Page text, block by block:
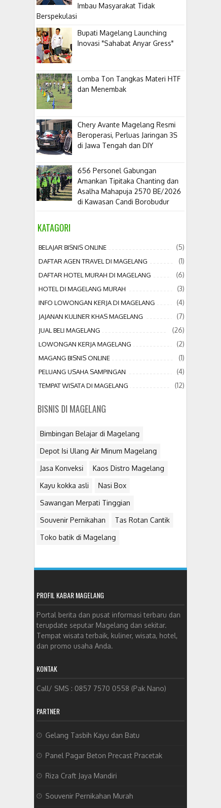
Imbau Masyarakat Tidak
Berspekulasi
Bupati Magelang Launching
Inovasi "Sahabat Anyar Gress"
Lomba Ton Tangkas Materi HTF
dan Menembak
​Chery Avante Magelang Resmi
Beroperasi, Perluas Jaringan 3S
di Jawa Tengah dan DIY
656 Personel Gabungan
Amankan Tipitaka Chanting dan
Asalha Mahapuja 2570 BE/2026
di Kawasan Candi Borobudur
KATAGORI
BELAJAR BISNIS ONLINE (5)
DAFTAR AGEN TRAVEL DI MAGELANG (1)
DAFTAR HOTEL MURAH DI MAGELANG (6)
HOTEL DI MAGELANG MURAH (3)
INFO LOWONGAN KERJA DI MAGELANG (4)
JAJANAN KULINER KHAS MAGELANG (7)
JUAL BELI MAGELANG (26)
LOWONGAN KERJA MAGELANG (2)
MAGANG BISNIS ONLINE (1)
PELUANG USAHA SAMPINGAN (4)
TEMPAT WISATA DI MAGELANG (12)
BISNIS DI MAGELANG
Bimbingan Belajar di Magelang
Depot Isi Ulang Air Minum Magelang
Jasa Konveksi Kaos Distro Magelang
Kayu kokka asli Nasi Box
Sawangan Merpati Tinggian
Souvenir Pernikahan Tas Rotan Cantik
Toko batik di Magelang
PROFIL KABAR MAGELANG
Portal berita dan pusat informasi terbaru dan
terupdate seputar Magelang dan sekitar.
Tempat wisata terbaik, kuliner, wisata, hotel,
dan promo usaha Anda.
KONTAK
Call/ SMS : 0857 7570 0558 (Pak Nano)
PARTNER
Gelang Tasbih Kayu dan Batu
Panel Pagar Beton Precast Pracetak
Riza Craft Jaya Mandiri
Souvenir Pernikahan Murah